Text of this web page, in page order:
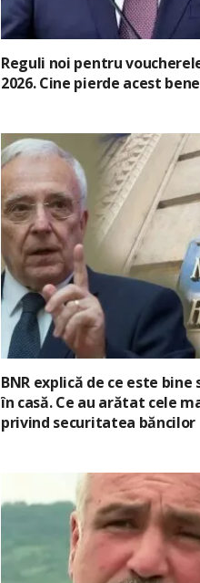
Reguli noi pentru
2026. Cine pierde acest
BNR explică de ce este bine
în casă. Ce au arătat cele
privind securitatea băncilor